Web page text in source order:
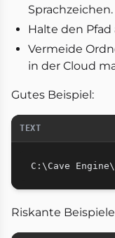
Sprachzeichen.
Halte den
Vermeide
in der Cloud
Gutes Beispiel:
TEXT
Riskante